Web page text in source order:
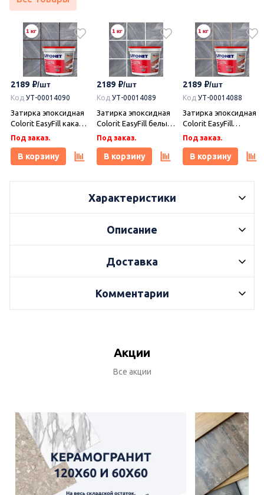
2189
Код УТ-00014090
Затирка эпоксидная
Colorit EasyFill какао 1
кг, Плитонит
Под заказ.
В корзину
2189
Код УТ-00014089
Затирка эпоксидная
Colorit EasyFill белый
1 кг, Плитонит
Под заказ.
В корзину
2189
Код УТ-00014088
Затирка эпоксидная
Colorit EasyFill
бежевый 1 кг,
Плитонит
Под заказ.
В корзину
Характеристики
Описание
Доставка
Комментарии
Акции
Все акции